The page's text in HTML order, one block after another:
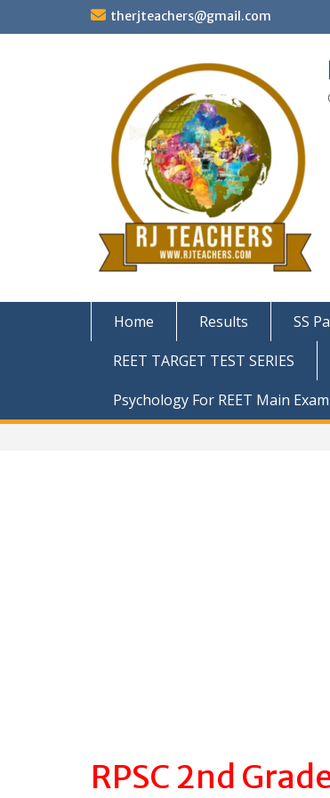
therjteachers@gmail.com
Home Results SS
REET TARGET TEST SERIES
Psychology For REET Main Exam
RPSC 2nd